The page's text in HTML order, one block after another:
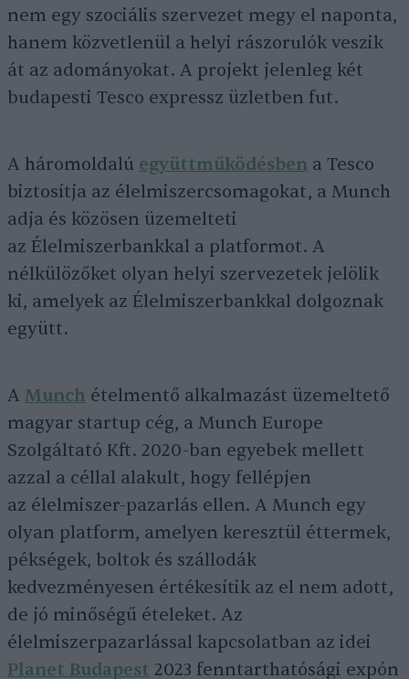
nem egy szociális szervezet megy el naponta,
hanem közvetlenül a helyi rászorulók veszik
át az adományokat. A projekt jelenleg két
budapesti Tesco expressz üzletben fut.
A háromoldalú együttműködésben a Tesco
biztosítja az élelmiszercsomagokat, a Munch
adja és közösen üzemelteti
az Élelmiszerbankkal a platformot. A
nélkülözőket olyan helyi szervezetek jelölik
ki, amelyek az Élelmiszerbankkal dolgoznak
együtt.
A Munch ételmentő alkalmazást üzemeltető
magyar startup cég, a Munch Europe
Szolgáltató Kft. 2020-ban egyebek mellett
azzal a céllal alakult, hogy fellépjen
az élelmiszer-pazarlás ellen. A Munch egy
olyan platform, amelyen keresztül éttermek,
pékségek, boltok és szállodák
kedvezményesen értékesítik az el nem adott,
de jó minőségű ételeket. Az
élelmiszerpazarlással kapcsolatban az idei
Planet Budapest 2023 fenntarthatósági expón